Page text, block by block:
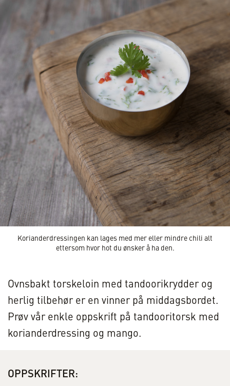
Korianderdressingen kan lages med mer eller mindre chili alt
ettersom hvor hot du ønsker å ha den.
Ovnsbakt torskeloin med tandoorikrydder og
herlig tilbehør er en vinner på middagsbordet.
Prøv vår enkle oppskrift på tandooritorsk med
korianderdressing og mango.
OPPSKRIFTER: